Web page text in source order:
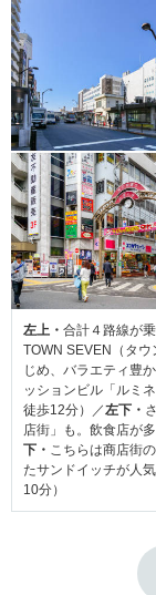
左上・ 合計４路線が
TOWN SEVEN（タ
じめ、バラエティ豊
ッション ビル「ルミ
徒歩12分）／左下・
店街」も。飲食店が
下・ こちらは商店街
たサンドイッチが人
10分）